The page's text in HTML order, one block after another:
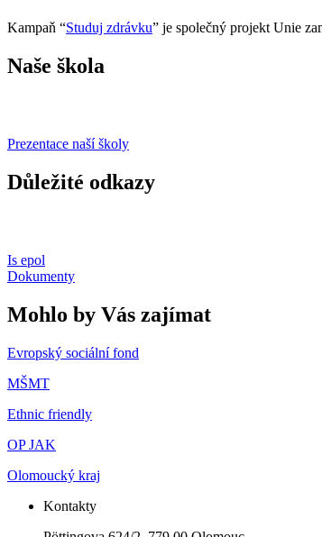
Kampaň “Studuj zdrávku” je společný projekt Unie
Naše škola
Prezentace naší školy
Důležité odkazy
Is epol
Dokumenty
Mohlo by Vás zajímat
Evropský sociální fond
MŠMT
Ethnic friendly
OP JAK
Olomoucký kraj
Kontakty